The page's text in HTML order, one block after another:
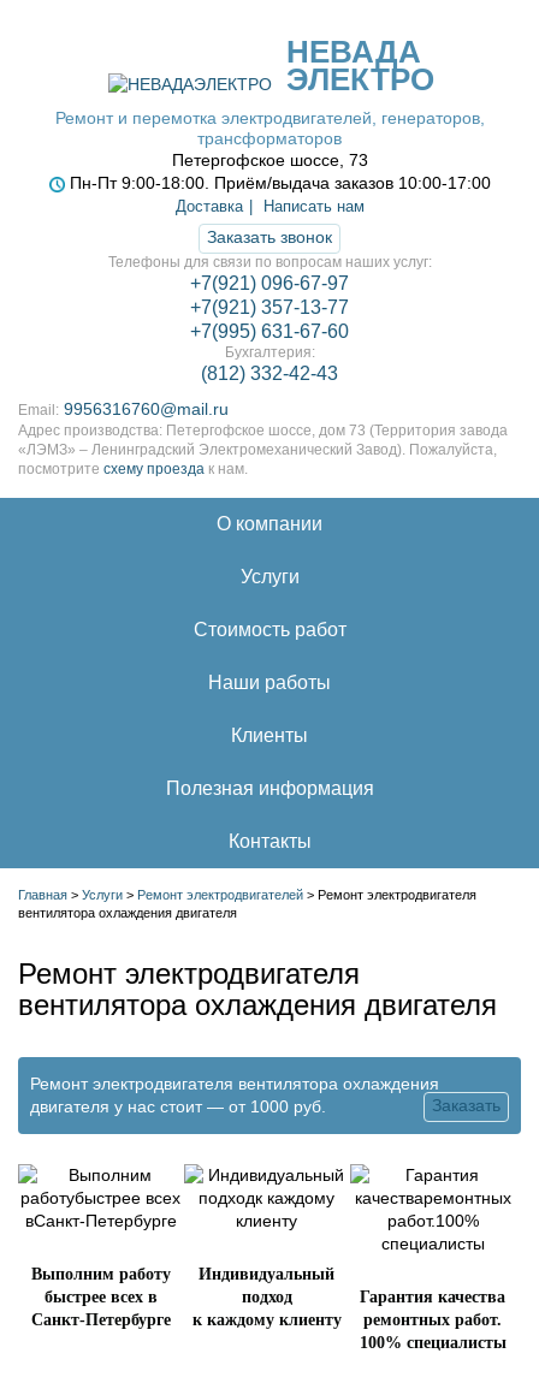
НЕВАДА
ЭЛЕКТРО
Ремонт и перемотка электродвигателей, генераторов,
трансформаторов
Петергофское шоссе, 73
Пн-Пт 9:00-18:00. Приём/выдача заказов 10:00-17:00
Доставка Написать нам
Заказать звонок
Телефоны для связи по вопросам наших услуг:
+7(921) 096-67-97
+7(921) 357-13-77
+7(995) 631-67-60
Бухгалтерия:
(812) 332-42-43
Email: 9956316760@mail.ru
Адрес производства: Петергофское шоссе, дом 73 (Территория завода
«ЛЭМЗ» – Ленинградский Электромеханический Завод). Пожалуйста,
посмотрите схему проезда к нам.
О компании
Услуги
Стоимость работ
Наши работы
Клиенты
Полезная информация
Контакты
Главная > Услуги > Ремонт электродвигателей > Ремонт электродвигателя
вентилятора охлаждения двигателя
Ремонт электродвигателя
вентилятора охлаждения двигателя
Ремонт электродвигателя вентилятора охлаждения
двигателя у нас стоит — от1000 руб. Заказать
Выполним работу
быстрее всех в
Санкт-Петербурге
Индивидуальный
подход
к каждому клиенту
Гарантия качества
ремонтных работ.
100% специалисты